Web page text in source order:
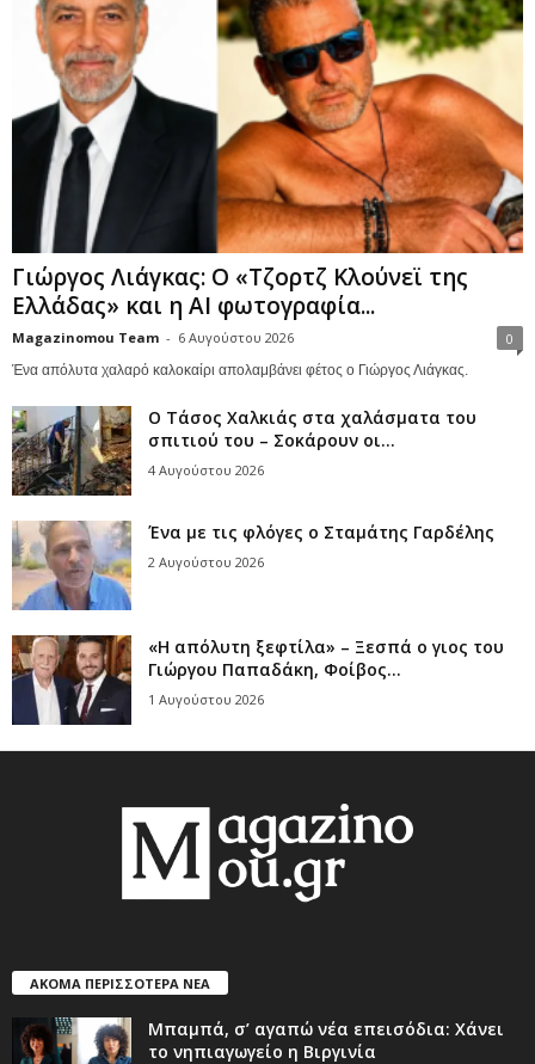
Γιώργος Λιάγκας: Ο «Τζορτζ Κλούνεϊ της
Ελλάδας» και η AI φωτογραφία...
Magazinomou Team - 6 Αυγούστου 2026 0
Ένα απόλυτα χαλαρό καλοκαίρι απολαμβάνει φέτος ο Γιώργος Λιάγκας.
Ο Τάσος Χαλκιάς στα χαλάσματα του
σπιτιού του – Σοκάρουν οι...
4 Αυγούστου 2026
Ένα με τις φλόγες ο Σταμάτης Γαρδέλης
2 Αυγούστου 2026
«Η απόλυτη ξεφτίλα» – Ξεσπά ο γιος του
Γιώργου Παπαδάκη, Φοίβος...
1 Αυγούστου 2026
ΑΚΟΜΑ ΠΕΡΙΣΣΟΤΕΡΑ ΝΕΑ
Μπαμπά, σ’ αγαπώ νέα επεισόδια: Χάνει
το νηπιαγωγείο η Βιργινία